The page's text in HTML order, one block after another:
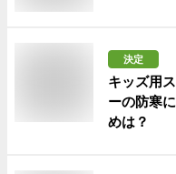
決定
キッズ用
ーの防寒
めは？